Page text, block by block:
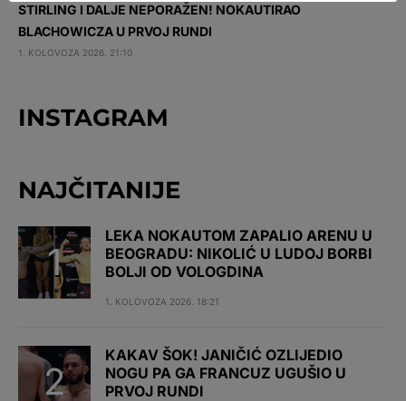
STIRLING I DALJE NEPORAŽEN! NOKAUTIRAO
BLACHOWICZA U PRVOJ RUNDI
1. KOLOVOZA 2026. 21:10
INSTAGRAM
NAJČITANIJE
LEKA NOKAUTOM ZAPALIO ARENU U
BEOGRADU: NIKOLIĆ U LUDOJ BORBI
BOLJI OD VOLOGDINA
1. KOLOVOZA 2026. 18:21
KAKAV ŠOK! JANIČIĆ OZLIJEDIO
NOGU PA GA FRANCUZ UGUŠIO U
PRVOJ RUNDI